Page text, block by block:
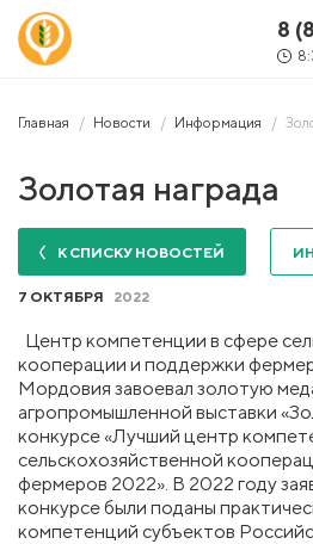
8
Главная Новости Информация
Золотая награда
К СПИСКУ НОВОСТЕЙ
7 ОКТЯБРЯ 2022
Центр компетенции в сфере
кооперации и поддержки
Мордовия завоевал золотую
агропромышленной выставки
конкурсе «Лучший центр
сельскохозяйственной
фермеров 2022». В 2022 году
конкурсе были поданы
компетенций субъектов